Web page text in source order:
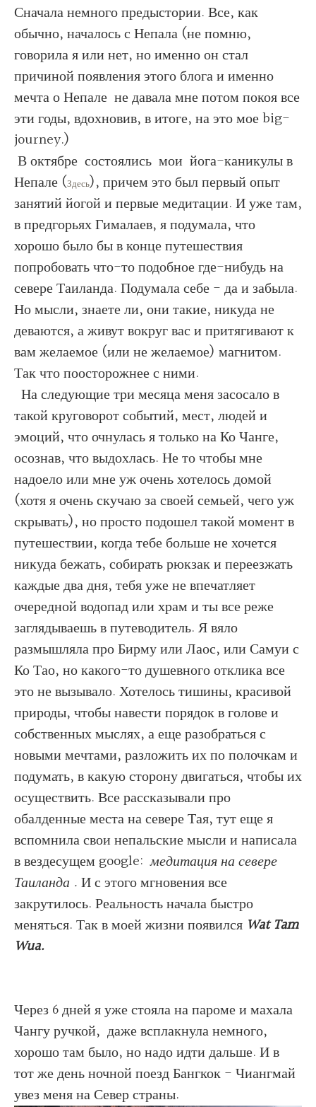
Сначала немного предыстории. Все, как
обычно, началось с Непала (не помню,
говорила я или нет, но именно он стал
причиной появления этого блога и именно
мечта о Непале не давала мне потом покоя все
эти годы, вдохновив, в итоге, на это мое big-
journey.)
В октябре состоялись мои йога-каникулы в
Непале (Здесь), причем это был первый опыт
занятий йогой и первые медитации. И уже там,
в предгорьях Гималаев, я подумала, что
хорошо было бы в конце путешествия
попробовать что-то подобное где-нибудь на
севере Таиланда. Подумала себе - да и забыла.
Но мысли, знаете ли, они такие, никуда не
деваются, а живут вокруг вас и притягивают к
вам желаемое (или не желаемое) магнитом.
Так что поосторожнее с ними.
На следующие три месяца меня засосало в
такой круговорот событий, мест, людей и
эмоций, что очнулась я только на Ко Чанге,
осознав, что выдохлась. Не то чтобы мне
надоело или мне уж очень хотелось домой
(хотя я очень скучаю за своей семьей, чего уж
скрывать), но просто подошел такой момент в
путешествии, когда тебе больше не хочется
никуда бежать, собирать рюкзак и переезжать
каждые два дня, тебя уже не впечатляет
очередной водопад или храм и ты все реже
заглядываешь в путеводитель. Я вяло
размышляла про Бирму или Лаос, или Самуи с
Ко Тао, но какого-то душевного отклика все
это не вызывало. Хотелось тишины, красивой
природы, чтобы навести порядок в голове и
собственных мыслях, а еще разобраться с
новыми мечтами, разложить их по полочкам и
подумать, в какую сторону двигаться, чтобы их
осуществить. Все рассказывали про
обалденные места на севере Тая, тут еще я
вспомнила свои непальские мысли и написала
в вездесущем google:медитация на севере
Таиланда .И с этого мгновения все
закрутилось. Реальность начала быстро
меняться. Так в моей жизни появился Wat Tam
Wua.
Через 6 дней я уже стояла на пароме и махала
Чангу ручкой, даже всплакнула немного,
хорошо там было, но надо идти дальше. И в
тот же день ночной поезд Бангкок - Чиангмай
увез меня на Север страны.